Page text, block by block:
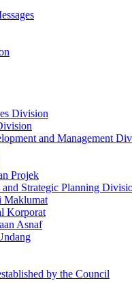
Division
and Management
Projek
Strategic Planning
Maklumat
Korporat
Asnaf
by the Council